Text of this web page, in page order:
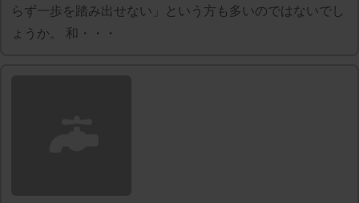
らず一歩を踏み出せない」という方も多いのではないでし
ょうか。 和・・・